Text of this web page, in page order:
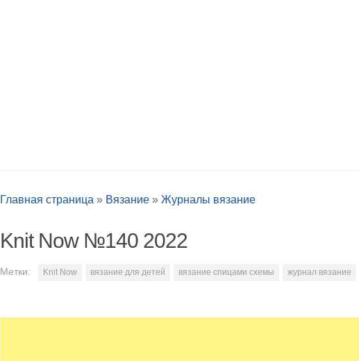
Главная страница » Вязание » Журналы вязание
Knit Now №140 2022
Метки: Knit Now вязание для детей вязание спицами схемы журнал вязание